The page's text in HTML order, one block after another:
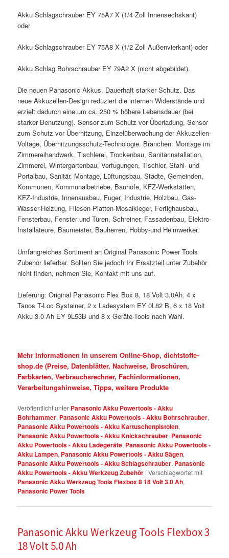
Akku Schlagschrauber EY 75A7 X (1/4 Zoll Innensechskant)
oder
Akku Schlagschrauber EY 75A8 X (1/2 Zoll Außenvierkant) oder
Akku Schlag Bohrschrauber EY 79A2 X (nicht abgebildet).
Die neuen Panasonic Akkus. Dauerhaft starker Schutz. Das
neue Akkuzellen-Design reduziert die internen Widerstände und
erzielt dadurch eine um ca. 250 % höhere Lebensdauer (bei
starker Benutzung). Sensor zum Schutz vor Überladung, Sensor
zum Schutz vor Überhitzung, Einzelüberwachung der Akkuzellen-
Voltage, Überhitzungsschutz-Technologie. Branchen: Montage im
Zimmereihandwerk, Tischlerei, Trockenbau, Sanitärinstallation,
Zimmerei, Wintergartenbau, Verfugungen, Tischler, Stahl- und
Portalbau, Sanitär, Montage, Lüftungsbau, Städte, Gemeinden,
Kommunen, Kommunalbetriebe, Bauhöfe, KFZ-Werkstätten,
KFZ-Industrie, Innenausbau, Fuger, Industrie, Holzbau, Gas-
Wasser-Heizung, Fliesen-Platten-Mosaikleger, Fertighausbau,
Fensterbau, Fenster und Türen, Schreiner, Fassadenbau, Elektro-
Installateure, Baumeister, Bauherren, Hobby-und Heimwerker.
Umfangreiches Sortiment an Original Panasonic Power Tools
Zubehör lieferbar. Sollten Sie jedoch Ihr Ersatzteil unter Zubehör
nicht finden, nehmen Sie, Kontakt mit uns auf.
Lieferung: Original Panasonic Flex Box 8, 18 Volt 3.0Ah. 4 x
Tanos T-Loc Systainer, 2 x Ladesystem EY 0L82 B, 6 x 18 Volt
Akku 3.0 Ah EY 9L53B und 8 x Geräte-Tools nach Wahl.
Mehr Informationen in unserem Online-Shop, dichtstoffe-
shop.de (Preise, Datenblätter, Nachweise, Broschüren,
Farbkarten, Verbrauchsrechner, Fachinformationen,
Verarbeitungshinweise, Tipps, weitere Produkte
Veröffentlicht unter Panasonic Akku Powertools - Akku
Bohrhammer, Panasonic Akku Powertools - Akku Bohrschrauber,
Panasonic Akku Powertools - Akku Kartuschenpistolen,
Panasonic Akku Powertools - Akku Knickschrauber, Panasonic
Akku Powertools - Akku Ladegeräte, Panasonic Akku Powertools -
Akku Lampen, Panasonic Akku Powertools - Akku Sägen,
Panasonic Akku Powertools - Akku Schlagschrauber, Panasonic
Akku Powertools - Akku Werkzeug Zubehör |Verschlagwortet mit
Panasonic Akku Werkzeug Tools Flexbox 8 18 Volt 3.0 Ah,
Panasonic Power Tools
Panasonic Akku Werkzeug Tools Flexbox 3
18 Volt 5.0 Ah